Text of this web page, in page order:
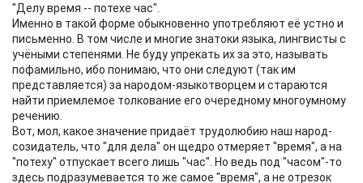
"Делу время -- потехе час".
Именно в такой форме обыкновенно употребляют её устно и
письменно. В том числе и многие знатоки языка, лингвисты с
учёными степенями. Не буду упрекать их за это, называть
пофамильно, ибо понимаю, что они следуют (так им
представляется) за народом-языкотворцем и стараются
найти приемлемое толкование его очередному многоумному
речению.
Вот, мол, какое значение придаёт трудолюбию наш народ-
созидатель, что "для дела" он щедро отмеряет "время", а на
"потеху" отпускает всего лишь "час". Но ведь под "часом"-то
здесь подразумевается то же самое "время", а не отрезок